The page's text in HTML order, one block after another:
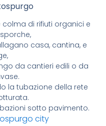
di rifiuti organici e
casa, cantina, e
da cantieri edili o da
la tubazione della rete
sotto pavimento.
city